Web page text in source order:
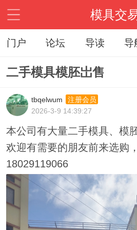
模具交
门户 论坛 导读 导
二手模具模胚岀售
tbqelwum
注册会员
2026-3-9 14:39:27
本公司有大量二手模具、模
欢迎有需要的朋友前来选购
18029119066